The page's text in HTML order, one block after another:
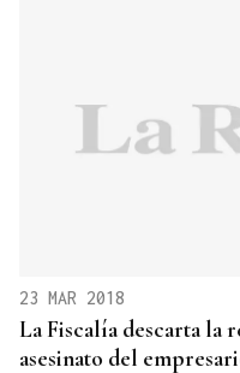
23 MAR 2018
La Fiscalía descarta la
asesinato del